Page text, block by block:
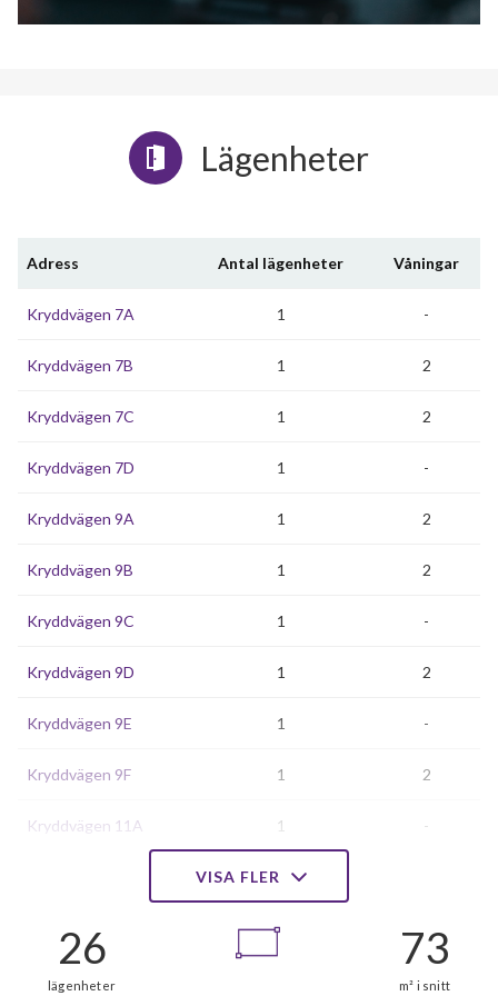
Lägenheter
Adress Antal lägenheter Våningar
Kryddvägen 7A 1 -
Kryddvägen 7B 1 2
Kryddvägen 7C 1 2
Kryddvägen 7D 1 -
Kryddvägen 9A 1 2
Kryddvägen 9B 1 2
Kryddvägen 9C 1 -
Kryddvägen 9D 1 2
Kryddvägen 9E 1 -
Kryddvägen 9F 1 2
Kryddvägen 11A 1 -
1
1
Kryddvägen 11D
VISA FLER